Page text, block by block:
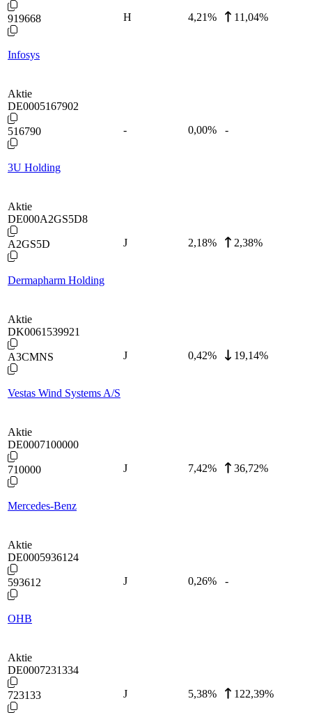
919668
Infosys
H 4,21% 11,04%
Aktie
DE0005167902
516790
3U Holding
- 0,00% -
Aktie
DE000A2GS5D8
A2GS5D
Dermapharm Holding
J 2,18% 2,38%
Aktie
DK0061539921
A3CMNS
Vestas Wind Systems A/S
J 0,42% 19,14%
Aktie
DE0007100000
710000
Mercedes-Benz
J 7,42% 36,72%
Aktie
DE0005936124
593612
OHB
J 0,26% -
Aktie
DE0007231334
723133 J 5,38% 122,39%